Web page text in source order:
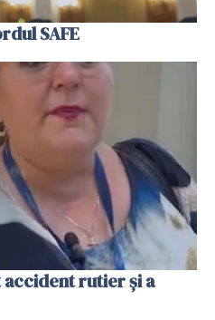
SAFE
accident rutier și a